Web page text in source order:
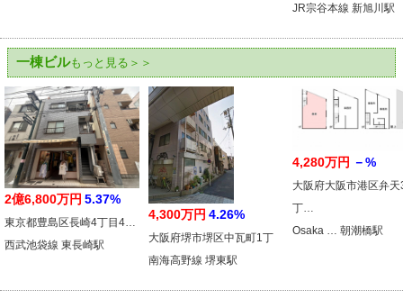
JR宗谷本線 新旭川駅
一棟ビルもっと見る＞＞
2億6,800万円 5.37%
東京都豊島区長崎4丁目4…
西武池袋線 東長崎駅
4,300万円 4.26%
大阪府堺市堺区中瓦町1丁
南海高野線 堺東駅
4,280万円 －%
大阪府大阪市港区弁天
丁…
Osaka … 朝潮橋駅